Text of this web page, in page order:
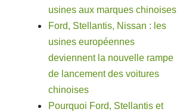
usines aux marques chinoises
Ford, Stellantis, Nissan : les
usines européennes
deviennent la nouvelle rampe
de lancement des voitures
chinoises
Pourquoi Ford, Stellantis et